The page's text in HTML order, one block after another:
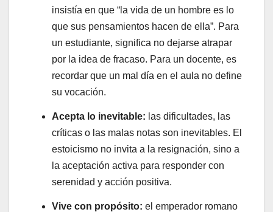
insistía en que “la vida de un hombre es lo
que sus pensamientos hacen de ella”. Para
un estudiante, significa no dejarse atrapar
por la idea de fracaso. Para un docente, es
recordar que un mal día en el aula no define
su vocación.
Acepta lo inevitable: las dificultades, las
críticas o las malas notas son inevitables. El
estoicismo no invita a la resignación, sino a
la aceptación activa para responder con
serenidad y acción positiva.
Vive con propósito: el emperador romano